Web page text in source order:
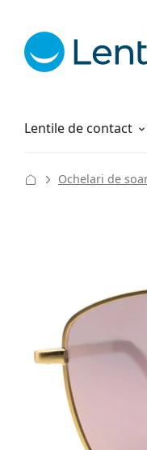
Lentile de contact
Soluții
Cum comandați
Ochelari de